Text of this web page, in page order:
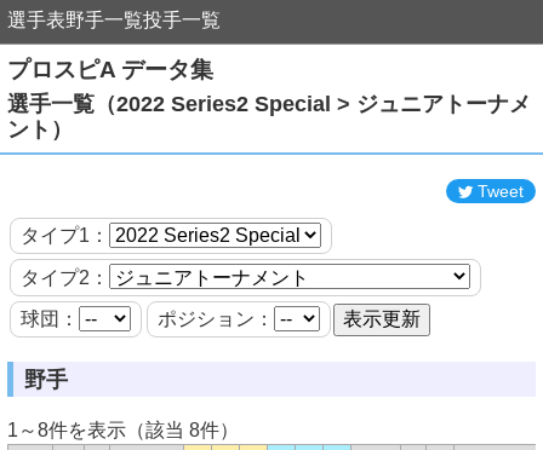
選手表野手一覧投手一覧
プロスピA データ集
選手一覧（2022 Series2 Special > ジュニアトーナメ
ント）
Tweet
タイプ1：
タイプ2：
球団：
ポジション：
野手
1～8件を表示（該当 8件）